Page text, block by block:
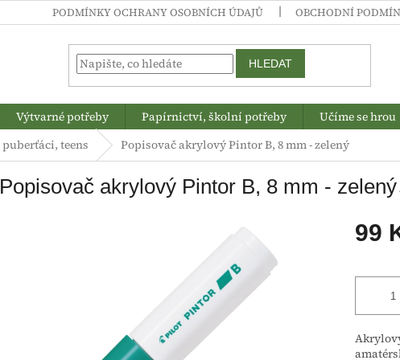
PODMÍNKY OCHRANY OSOBNÍCH ÚDAJŮ OBCHODNÍ
HLEDAT
Výtvarné potřeby Papírnictví, školní potřeby Učíme se hrou
puberťáci, teens Popisovač akrylový Pintor B, 8 mm - zelený
Popisovač akrylový Pintor B, 8 mm - zelený
99
cena: